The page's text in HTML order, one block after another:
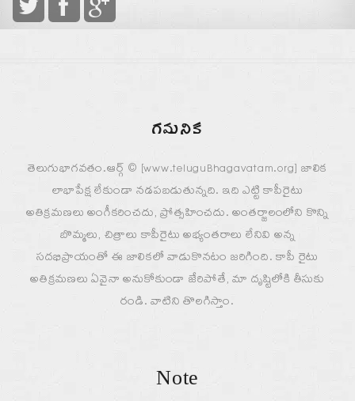
గమనిక
తెలుగుభాగవతం.ఆర్గ్ © [www.teluguBhagavatam.org] జాలిక
లాభాపేక్ష లేకుండా నడపబడుతున్నది. ఇది ఎట్టి కాపీరైటు
అతిక్రమణలు అంగీకరించదు, ప్రోత్సహించదు. అంతర్జాలంలోని కొన్ని
బొమ్మలు, చిత్రాలు కాపీరైటు అభ్యంతరాలు లేనివి అన్న
సదభిప్రాయంతో ఈ జాలికలో వాడుకొనటం జరిగింది. కాపీ రైటు
అతిక్రమణలు ఏవైనా అనుకోకుండా జేరిపోతే, మా దృష్టిలోకి తీసుకు
రండి. వాటిని తొలగిస్తాం.
Note